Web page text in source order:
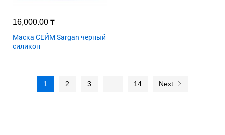
16,000.00 ₸
Маска СЕЙМ Sargan черный
силикон
1 2 3 14 Next